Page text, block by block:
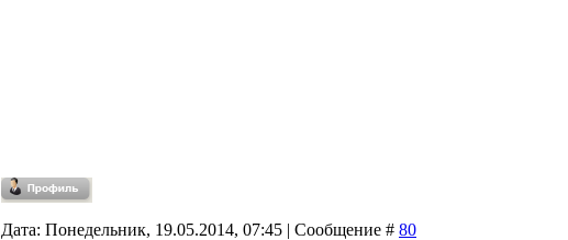
Дата: Понедельник, 19.05.2014, 07:45 | Сообщение # 80